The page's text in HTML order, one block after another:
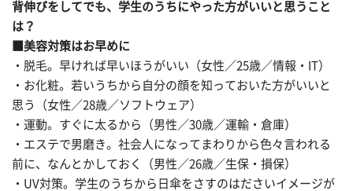
背伸びをしてでも、学生のうちにやった方がいいと思うこと
は？
■美容対策はお早めに
・脱毛。早ければ早いほうがいい（女性／25歳／情報・IT）
・お化粧。若いうちから自分の顔を知っておいた方がいいと
思う（女性／28歳／ソフトウェア）
・運動。すぐに太るから（男性／30歳／運輸・倉庫）
・エステで男磨き。社会人になってまわりから色々言われる
前に、なんとかしておく（男性／26歳／生保・損保）
・UV対策。学生のうちから日傘をさすのはださいイメージが